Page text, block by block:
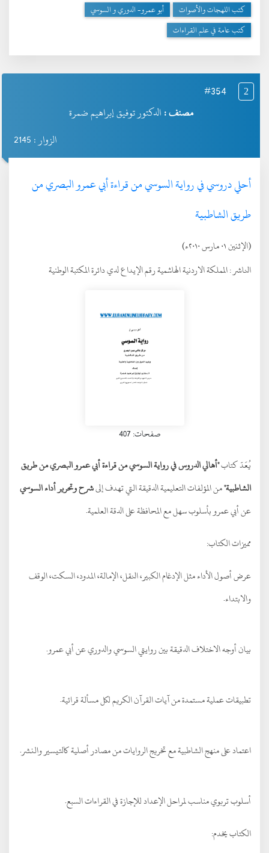
كتب اللهجات والأصوات
أبو عمرو- الدوري و السوسي
كتب عامة في علم القراءات
2
#354
مصنف : الدكتور توفيق إبراهيم ضمرة
الزوار : 2145
أحلي دروسي في رواية السوسي من قراءة أبي عمرو البصري من
طريق الشاطبية
(الإثنين ٠١ مارس ٢٠١٠ء)
الناشر :المملكة الاردنية الهاشمية رقم الإيداع لدي دائرة المكتبة الوطنية
صفحات: 407
يُعَدّ كتاب"أهالي الدروس في رواية السوسي من قراءة أبي عمرو البصري من طريق
الشاطبية"من المؤلفات التعليمية الدقيقة التي تهدف إلىشرح وتحرير أداء السوسي
عن أبي عمرو بأسلوب سهل مع المحافظة على الدقة العلمية.
مميزات الكتاب:
عرض أصول الأداء مثل الإدغام الكبير، النقل، الإمالة، المدود، السكت، الوقف
والابتداء.
بيان أوجه الاختلاف الدقيقة بين روايتي السوسي والدوري عن أبي عمرو.
تطبيقات عملية مستمدة من آيات القرآن الكريم لكل مسألة قرائية.
اعتماد على منهج الشاطبية مع تخريج الروايات من مصادر أصلية كالتيسير والنشر.
أسلوب تربوي مناسب لمراحل الإعداد للإجازة في القراءات السبع.
الكتاب يخدم: